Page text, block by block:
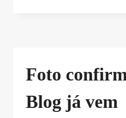
Foto
Blog já vem